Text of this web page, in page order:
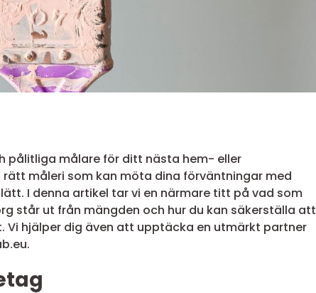
pålitliga målare för ditt nästa hem- eller
måleri som kan möta dina förväntningar med
I denna artikel tar vi en närmare titt på vad som
står ut från mängden och hur du kan säkerställa att
hjälper dig även att upptäcka en utmärkt partner